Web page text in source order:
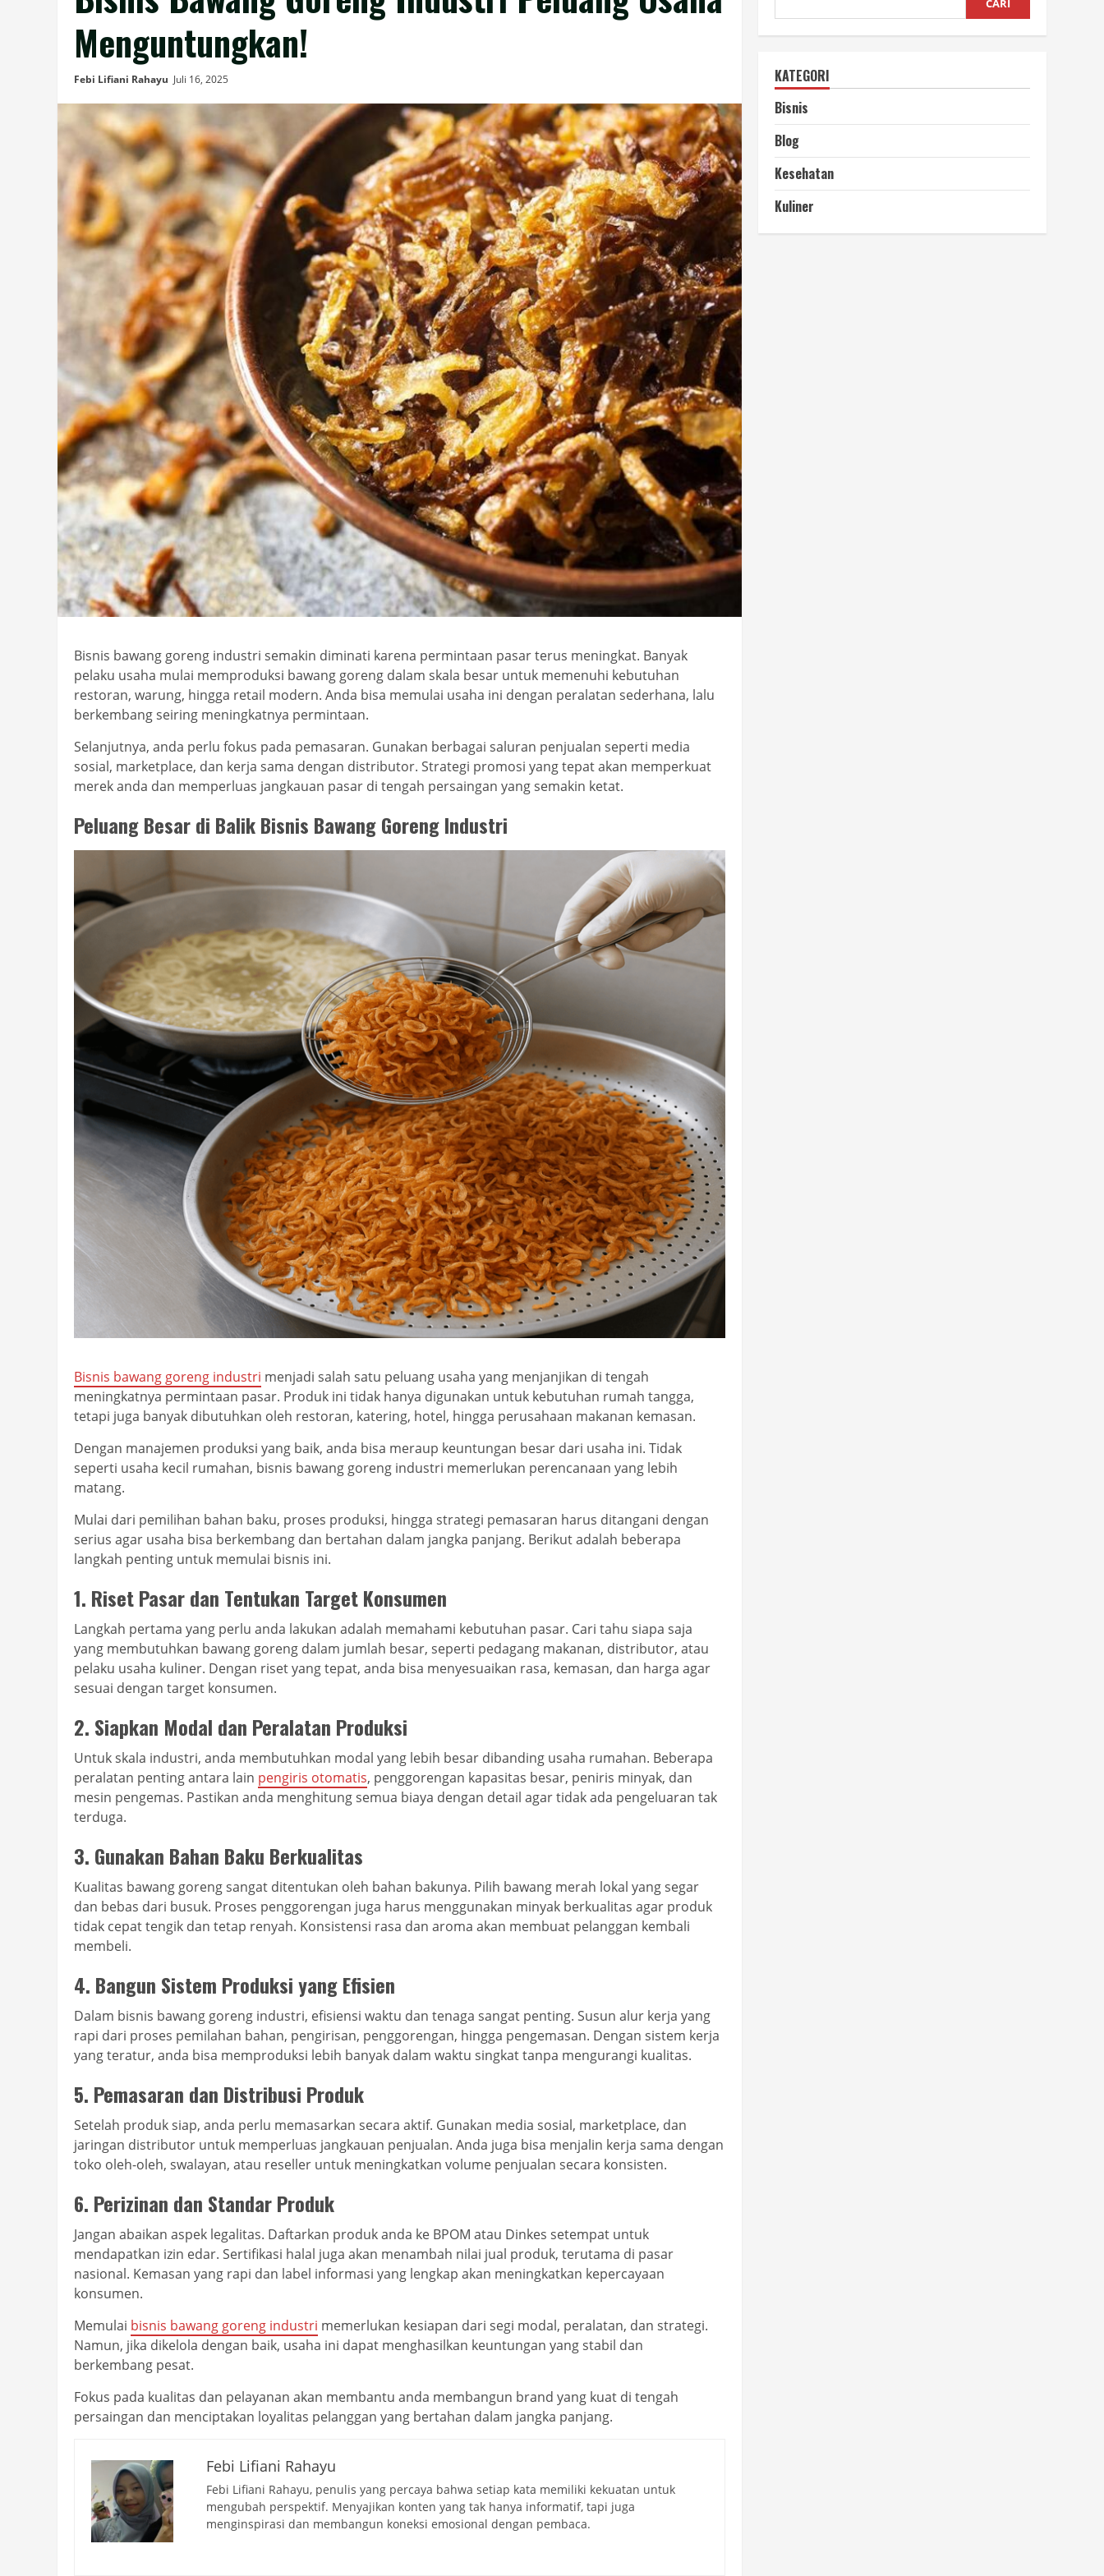
Menguntungkan!
Febi Lifiani Rahayu Juli 16, 2025
Bisnis bawang goreng industri semakin diminati karena permintaan pasar terus meningkat. Banyak
pelaku usaha mulai memproduksi bawang goreng dalam skala besar untuk memenuhi kebutuhan
restoran, warung, hingga retail modern. Anda bisa memulai usaha ini dengan peralatan sederhana, lalu
berkembang seiring meningkatnya permintaan.
Selanjutnya, anda perlu fokus pada pemasaran. Gunakan berbagai saluran penjualan seperti media
sosial, marketplace, dan kerja sama dengan distributor. Strategi promosi yang tepat akan memperkuat
merek anda dan memperluas jangkauan pasar di tengah persaingan yang semakin ketat.
Peluang Besar di Balik Bisnis Bawang Goreng Industri
Bisnis bawang goreng industri menjadi salah satu peluang usaha yang menjanjikan di tengah
meningkatnya permintaan pasar. Produk ini tidak hanya digunakan untuk kebutuhan rumah tangga,
tetapi juga banyak dibutuhkan oleh restoran, katering, hotel, hingga perusahaan makanan kemasan.
Dengan manajemen produksi yang baik, anda bisa meraup keuntungan besar dari usaha ini. Tidak
seperti usaha kecil rumahan, bisnis bawang goreng industri memerlukan perencanaan yang lebih
matang.
Mulai dari pemilihan bahan baku, proses produksi, hingga strategi pemasaran harus ditangani dengan
serius agar usaha bisa berkembang dan bertahan dalam jangka panjang. Berikut adalah beberapa
langkah penting untuk memulai bisnis ini.
1. Riset Pasar dan Tentukan Target Konsumen
Langkah pertama yang perlu anda lakukan adalah memahami kebutuhan pasar. Cari tahu siapa saja
yang membutuhkan bawang goreng dalam jumlah besar, seperti pedagang makanan, distributor, atau
pelaku usaha kuliner. Dengan riset yang tepat, anda bisa menyesuaikan rasa, kemasan, dan harga agar
sesuai dengan target konsumen.
2. Siapkan Modal dan Peralatan Produksi
Untuk skala industri, anda membutuhkan modal yang lebih besar dibanding usaha rumahan. Beberapa
peralatan penting antara lain pengiris otomatis, penggorengan kapasitas besar, peniris minyak, dan
mesin pengemas. Pastikan anda menghitung semua biaya dengan detail agar tidak ada pengeluaran tak
terduga.
3. Gunakan Bahan Baku Berkualitas
Kualitas bawang goreng sangat ditentukan oleh bahan bakunya. Pilih bawang merah lokal yang segar
dan bebas dari busuk. Proses penggorengan juga harus menggunakan minyak berkualitas agar produk
tidak cepat tengik dan tetap renyah. Konsistensi rasa dan aroma akan membuat pelanggan kembali
membeli.
4. Bangun Sistem Produksi yang Efisien
Dalam bisnis bawang goreng industri, efisiensi waktu dan tenaga sangat penting. Susun alur kerja yang
rapi dari proses pemilahan bahan, pengirisan, penggorengan, hingga pengemasan. Dengan sistem kerja
yang teratur, anda bisa memproduksi lebih banyak dalam waktu singkat tanpa mengurangi kualitas.
5. Pemasaran dan Distribusi Produk
Setelah produk siap, anda perlu memasarkan secara aktif. Gunakan media sosial, marketplace, dan
jaringan distributor untuk memperluas jangkauan penjualan. Anda juga bisa menjalin kerja sama dengan
toko oleh-oleh, swalayan, atau reseller untuk meningkatkan volume penjualan secara konsisten.
6. Perizinan dan Standar Produk
Jangan abaikan aspek legalitas. Daftarkan produk anda ke BPOM atau Dinkes setempat untuk
mendapatkan izin edar. Sertifikasi halal juga akan menambah nilai jual produk, terutama di pasar
nasional. Kemasan yang rapi dan label informasi yang lengkap akan meningkatkan kepercayaan
konsumen.
Memulai bisnis bawang goreng industri memerlukan kesiapan dari segi modal, peralatan, dan strategi.
Namun, jika dikelola dengan baik, usaha ini dapat menghasilkan keuntungan yang stabil dan
berkembang pesat.
Fokus pada kualitas dan pelayanan akan membantu anda membangun brand yang kuat di tengah
persaingan dan menciptakan loyalitas pelanggan yang bertahan dalam jangka panjang.
Febi Lifiani Rahayu
Febi Lifiani Rahayu, penulis yang percaya bahwa setiap kata memiliki kekuatan untuk
mengubah perspektif. Menyajikan konten yang tak hanya informatif, tapi juga
menginspirasi dan membangun koneksi emosional dengan pembaca.
KATEGORI
Bisnis
Blog
Kesehatan
Kuliner